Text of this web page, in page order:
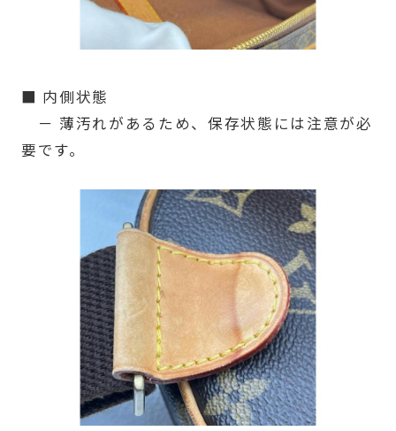
■ 内側状態
－ 薄汚れがあるため、保存状態には注意が必
要です。